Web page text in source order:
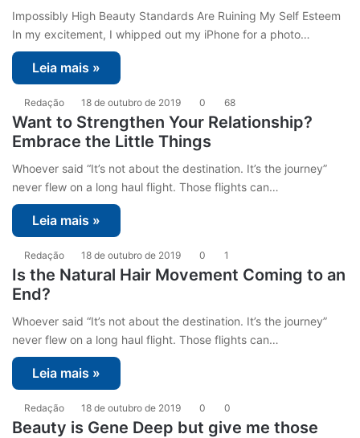
Impossibly High Beauty Standards Are Ruining My Self Esteem
In my excitement, I whipped out my iPhone for a photo…
Leia mais »
Redação 18 de outubro de 2019 0 68
Want to Strengthen Your Relationship?
Embrace the Little Things
Whoever said “It’s not about the destination. It’s the journey”
never flew on a long haul flight. Those flights can…
Leia mais »
Redação 18 de outubro de 2019 0 1
Is the Natural Hair Movement Coming to an
End?
Whoever said “It’s not about the destination. It’s the journey”
never flew on a long haul flight. Those flights can…
Leia mais »
Redação 18 de outubro de 2019 0 0
Beauty is Gene Deep but give me those